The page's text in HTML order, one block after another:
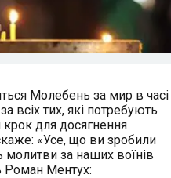
Молебень за мир в часі
всіх тих, які потребують
для досягнення
«Усе, що ви зробили
за наших воїнів
Роман Ментух: